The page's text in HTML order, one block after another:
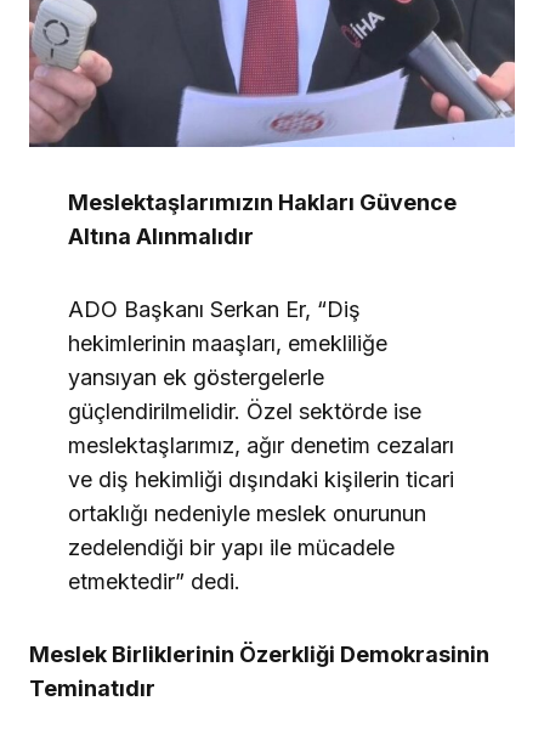
Meslektaşlarımızın Hakları Güvence
Altına Alınmalıdır
ADO Başkanı Serkan Er, “Diş
hekimlerinin maaşları, emekliliğe
yansıyan ek göstergelerle
güçlendirilmelidir. Özel sektörde ise
meslektaşlarımız, ağır denetim cezaları
ve diş hekimliği dışındaki kişilerin ticari
ortaklığı nedeniyle meslek onurunun
zedelendiği bir yapı ile mücadele
etmektedir” dedi.
Meslek Birliklerinin Özerkliği Demokrasinin
Teminatıdır